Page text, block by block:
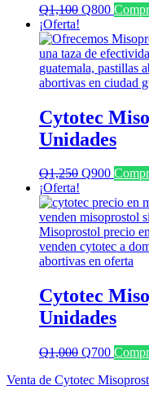
Q1,100 El
original
era:
Q1,100.
Q800El
actual
es:
Q800.
¡Oferta!
Cytotec
Unidades
Q1,250 El
original
era:
Q1,250.
Q900El
actual
es:
Q900.
¡Oferta!
Cytotec
Unidades
Q1,000 El
original
Q700El
actual
Venta de Cytotec